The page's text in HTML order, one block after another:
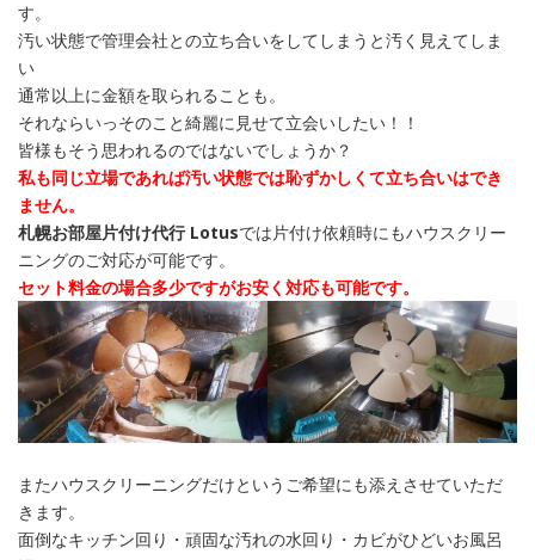
す。
汚い状態で管理会社との立ち合いをしてしまうと汚く見えてしま
い
通常以上に金額を取られることも。
それならいっそのこと綺麗に見せて立会いしたい！！
皆様もそう思われるのではないでしょうか？
私も同じ立場であれば汚い状態では恥ずかしくて立ち合いはでき
ません。
札幌お部屋片付け代行 Lotusでは片付け依頼時にもハウスクリー
ニングのご対応が可能です。
セット料金の場合多少ですがお安く対応も可能です。
またハウスクリーニングだけというご希望にも添えさせていただ
きます。
面倒なキッチン回り・頑固な汚れの水回り・カビがひどいお風呂